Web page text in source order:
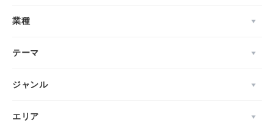
業種
テーマ
ジャンル
エリア